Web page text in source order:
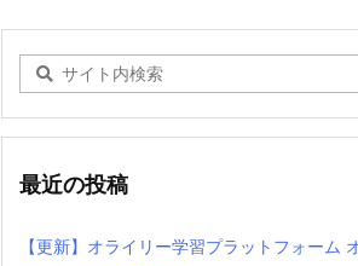
最近の投稿
【更新】オライリー学習プラットフォーム